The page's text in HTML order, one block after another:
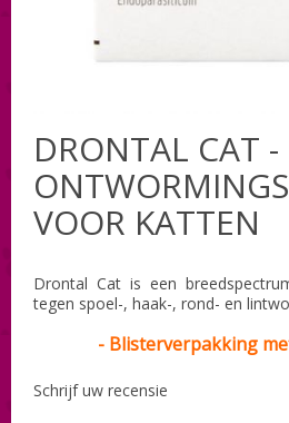
DRONTAL CAT -
VOOR KATTEN
Drontal Cat is een
tegen spoel-, haak-, rond- en
- Blisterverpakking
Schrijf uw recensie